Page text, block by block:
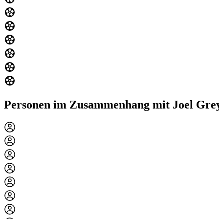
Personen im Zusammenhang mit Joel